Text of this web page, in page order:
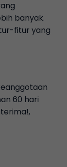
banyak.
fitur yang
60 hari